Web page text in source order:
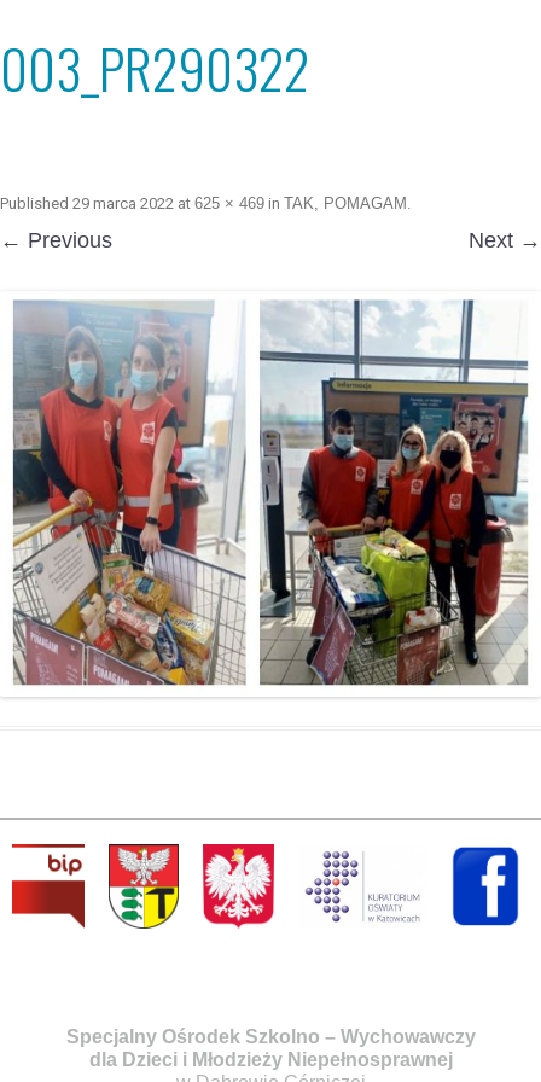
003_PR290322
Published 29 marca 2022 at 625 × 469 in TAK, POMAGAM .
← Previous Next →
Specjalny Ośrodek Szkolno – Wychowawczy
dla Dzieci i Młodzieży Niepełnosprawnej